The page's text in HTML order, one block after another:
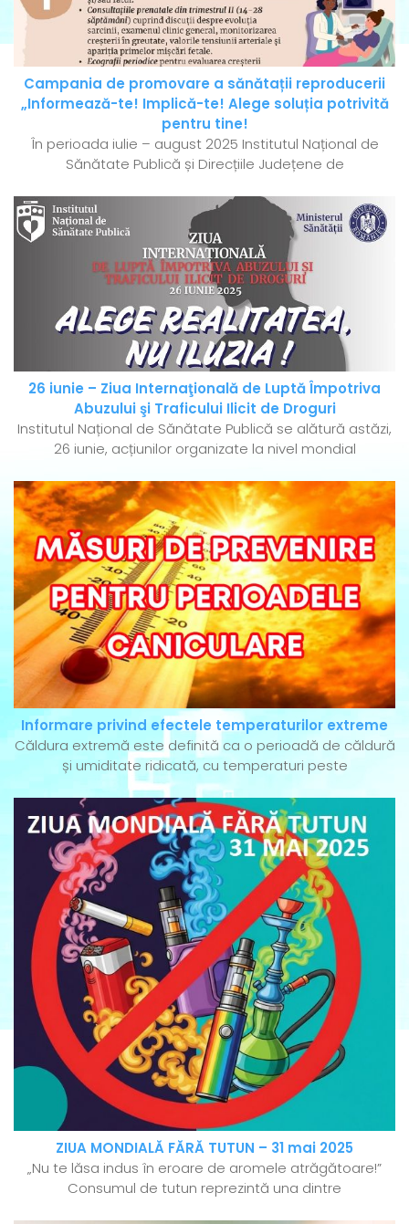
Campania de promovare a sănătații reproducerii
„Informează-te! Implică-te! Alege soluția potrivită
pentru tine!
În perioada iulie – august 2025 Institutul Național de
Sănătate Publică și Direcțiile Județene de
26 iunie – Ziua Internaţională de Luptă Împotriva
Abuzului şi Traficului Ilicit de Droguri
Institutul Național de Sănătate Publică se alătură astăzi,
26 iunie, acțiunilor organizate la nivel mondial
Informare privind efectele temperaturilor extreme
Căldura extremă este definită ca o perioadă de căldură
și umiditate ridicată, cu temperaturi peste
ZIUA MONDIALĂ FĂRĂ TUTUN – 31 mai 2025
„Nu te lăsa indus în eroare de aromele atrăgătoare!”
Consumul de tutun reprezintă una dintre